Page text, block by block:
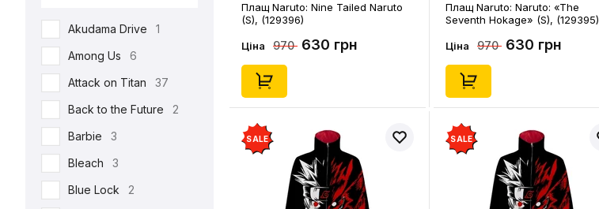
Романтична
22
Серіали
105
Спорт
4
Фільми
213
Шоу
3
•••
159
Akudama Drive
1
Among Us
6
Attack on Titan
37
Back to the Future
2
Barbie
3
Bleach
3
Blue Lock
2
Плащ Naruto: Nine Tailed Naruto
(S), (129396)
Ціна 970 630 грн
Плащ Naruto: Naruto: «The
Seventh Hokage» (S), (129395)
Ціна 970 630 грн
SALE SALE